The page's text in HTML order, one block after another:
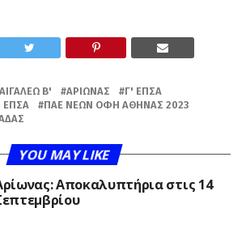
Β' ΑΡΊΩΝΑΣ
Γ' ΕΠΣΑ
ΠΑΕ ΝΈΩΝ ΟΦΗ ΑΘΉΝΑΣ 2023
YOU MAY LIKE
Αποκαλυπτήρια στις 14